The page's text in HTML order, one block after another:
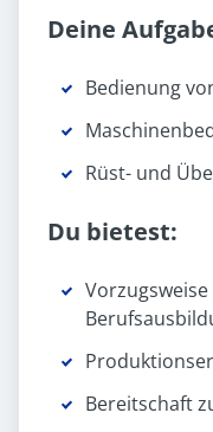
Deine
Bedienung
Rüst- und
Du bietest:
Bereitschaft